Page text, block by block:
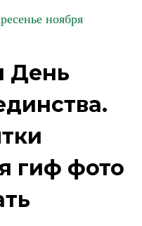
ноября
День
гиф фото